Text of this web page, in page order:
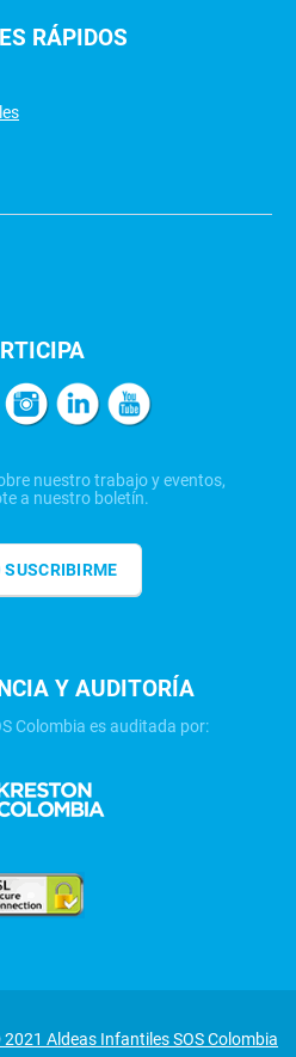
RÁPIDOS
nuestro trabajo y eventos,
a nuestro boletín.
SUSCRIBIRME
Y AUDITORÍA
Colombia es auditada por:
Aldeas Infantiles SOS Colombia